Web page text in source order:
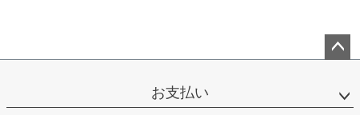
ップ
お支払い